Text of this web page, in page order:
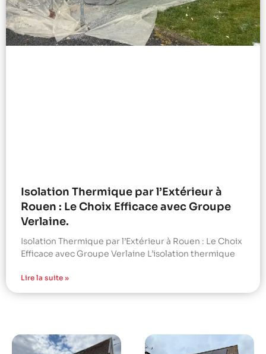
Isolation Thermique par l’Extérieur à
Rouen : Le Choix Efficace avec Groupe
Verlaine.
Isolation Thermique par l’Extérieur à Rouen : Le Choix
Efficace avec Groupe Verlaine L’isolation thermique
Lire la suite »